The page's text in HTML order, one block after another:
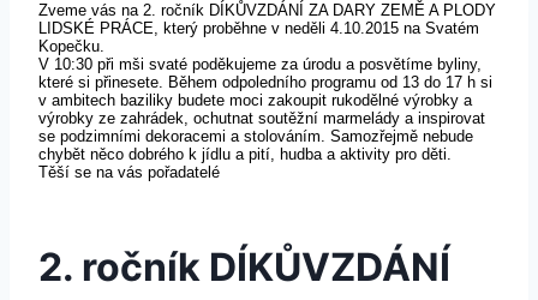
Zveme vás na 2. ročník DÍKŮVZDÁNÍ ZA DARY ZEMĚ A PLODY
LIDSKÉ PRÁCE, který proběhne v neděli 4.10.2015 na Svatém
Kopečku.
V 10:30 při mši svaté poděkujeme za úrodu a posvětíme byliny,
které si přinesete. Během odpoledního programu od 13 do 17 h si
v ambitech baziliky budete moci zakoupit rukodělné výrobky a
výrobky ze zahrádek, ochutnat soutěžní marmelády a inspirovat
se podzimními dekoracemi a stolováním. Samozřejmě nebude
chybět něco dobrého k jídlu a pití, hudba a aktivity pro děti.
Těší se na vás pořadatelé
2. ročník DÍKŮVZDÁNÍ